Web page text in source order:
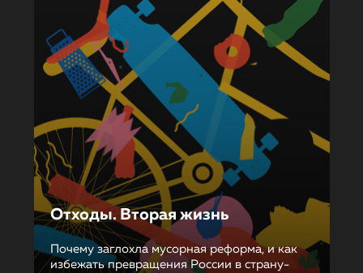
Отходы. Вторая жизнь
Почему заглохла мусорная реформа, и как
избежать превращения России в страну-